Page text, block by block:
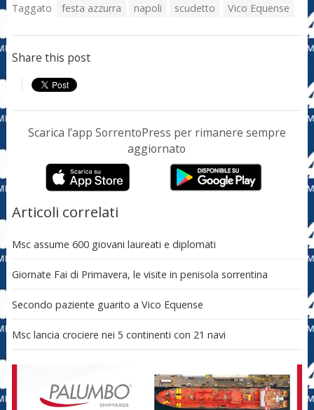
Taggato festa azzurra napoli scudetto Vico Equense
Share this post
Scarica l’app SorrentoPress per rimanere sempre
aggiornato
Articoli correlati
Msc assume 600 giovani laureati e diplomati
Giornate Fai di Primavera, le visite in penisola sorrentina
Secondo paziente guarito a Vico Equense
Msc lancia crociere nei 5 continenti con 21 navi